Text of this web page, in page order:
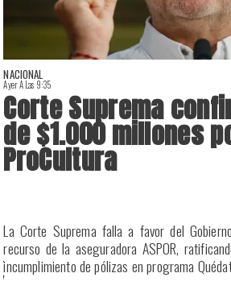
NACIONAL
Ayer A Las 9:35
Corte Suprema
de $1.000 millones
ProCultura
La Corte Suprema falla a favor del
recurso de la aseguradora ASPOR,
incumplimiento de pólizas en programa